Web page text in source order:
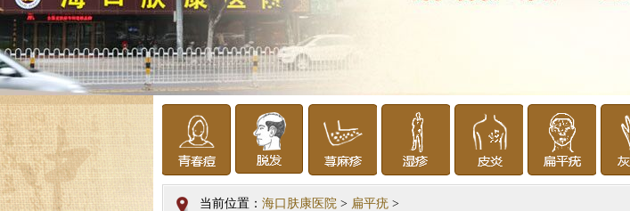
当前位置： 海口肤康医院 > 扁平疣 >